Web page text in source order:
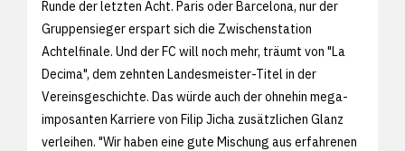
Runde der letzten Acht. Paris oder Barcelona, nur der
Gruppensieger erspart sich die Zwischenstation
Achtelfinale. Und der FC will noch mehr, träumt von "La
Decima", dem zehnten Landesmeister-Titel in der
Vereinsgeschichte. Das würde auch der ohnehin mega-
imposanten Karriere von Filip Jicha zusätzlichen Glanz
verleihen. "Wir haben eine gute Mischung aus erfahrenen